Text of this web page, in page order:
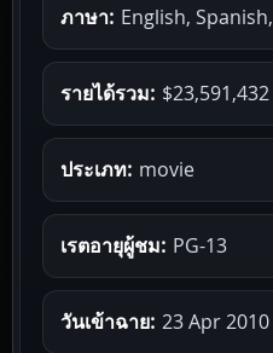
ภาษา: English,
รายได้รวม: $23,591,432
ประเภท: movie
เรตอายุผู้ชม: PG-13
วันเข้าฉาย: 23 Apr 2010